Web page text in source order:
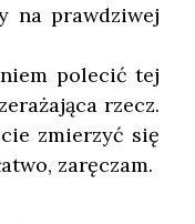
na prawdziwej
polecić tej
rzecz.
zmierzyć się
zaręczam.